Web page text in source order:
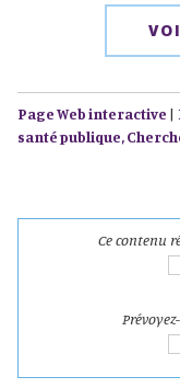
Page Web interactive |
santé publique,
Ce contenu